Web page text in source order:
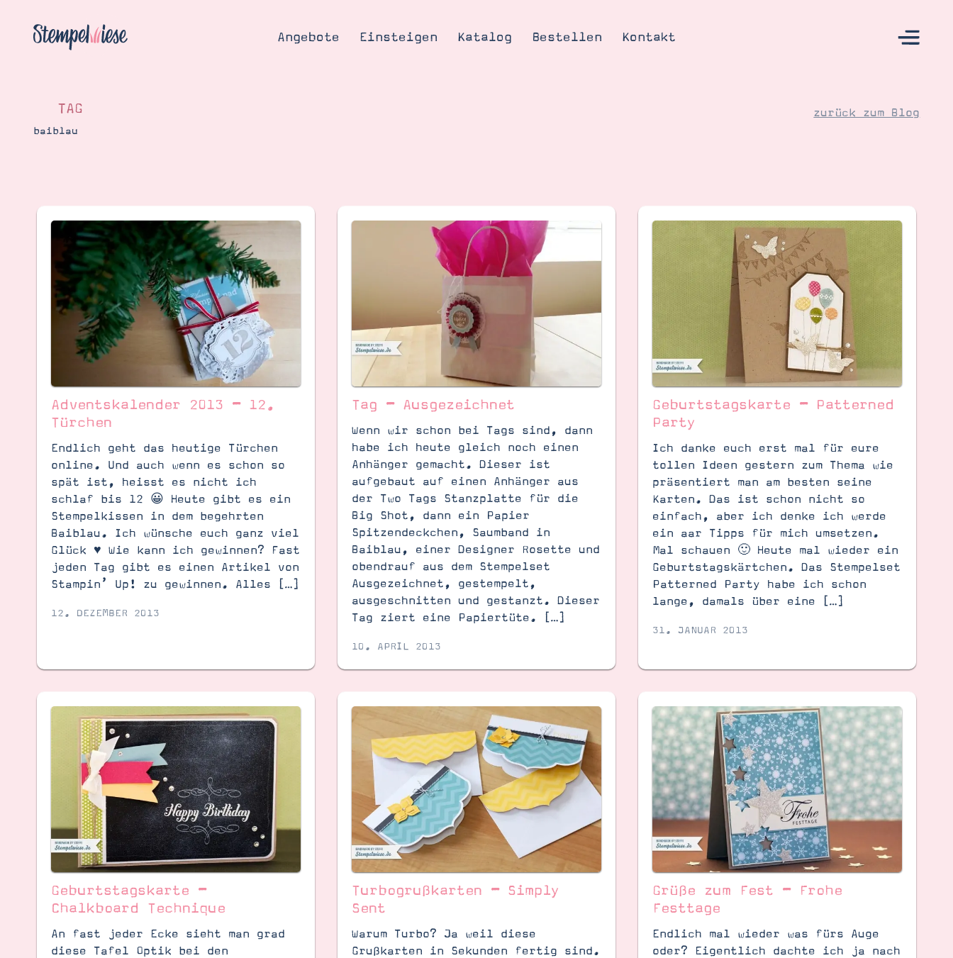
Angebote Einsteigen Katalog Bestellen Kontakt
Katalog
Bestellen
Kontakt
Blog
Über mich
Suche Impressum Datenschutz
SUCHE
TAG
baiblau
zurück zum Blog
Adventskalender 2013 – 12.
Türchen
Endlich geht das heutige Türchen
online. Und auch wenn es schon so
spät ist, heisst es nicht ich
schlaf bis 12 😀 Heute gibt es ein
Stempelkissen in dem begehrten
Baiblau. Ich wünsche euch ganz viel
Glück ♥ Wie kann ich gewinnen? Fast
jeden Tag gibt es einen Artikel von
Stampin’ Up! zu gewinnen. Alles […]
12. DEZEMBER 2013
Tag – Ausgezeichnet
Wenn wir schon bei Tags sind, dann
habe ich heute gleich noch einen
Anhänger gemacht. Dieser ist
aufgebaut auf einen Anhänger aus
der Two Tags Stanzplatte für die
Big Shot, dann ein Papier
Spitzendeckchen, Saumband in
Baiblau, einer Designer Rosette und
obendrauf aus dem Stempelset
Ausgezeichnet, gestempelt,
ausgeschnitten und gestanzt. Dieser
Tag ziert eine Papiertüte. […]
10. APRIL 2013
Geburtstagskarte – Patterned
Party
Ich danke euch erst mal für eure
tollen Ideen gestern zum Thema wie
präsentiert man am besten seine
Karten. Das ist schon nicht so
einfach, aber ich denke ich werde
ein aar Tipps für mich umsetzen.
Mal schauen 🙂 Heute mal wieder ein
Geburtstagskärtchen. Das Stempelset
Patterned Party habe ich schon
lange, damals über eine […]
31. JANUAR 2013
Geburtstagskarte –
Chalkboard Technique
An fast jeder Ecke sieht man grad
diese Tafel Optik bei den
Turbogrußkarten – Simply
Sent
Warum Turbo? Ja weil diese
Grußkarten in Sekunden fertig sind.
Grüße zum Fest – Frohe
Festtage
Endlich mal wieder was fürs Auge
oder? Eigentlich dachte ich ja nach